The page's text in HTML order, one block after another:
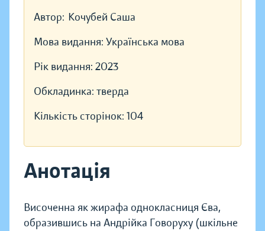
Автор: Кочубей Саша
Мова видання: Українська мова
Рік видання: 2023
Обкладинка: тверда
Кількість сторінок: 104
Анотація
Височенна як жирафа однокласниця Єва,
образившись на Андрійка Говоруху (шкільне